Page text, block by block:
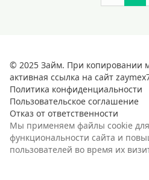
© 2025 Займ. При копировании
активная ссылка на сайт
Политика конфиденциальности
Пользовательское соглашение
Отказ от ответственности
Мы применяем файлы cookie
функциональности сайта и
пользователей во время их